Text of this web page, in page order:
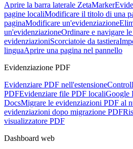
Aprire la barra laterale ZetaMarker
pagine localiModificare il titolo di una
paginaModificare un'evidenziazione
un'evidenziazioneOrdinare e navigare
evidenziazioniScorciatoie da tastiera
linguaAprire una pagina nel pannello
Evidenziazione PDF
Evidenziare PDF nell'estensione
PDFEvidenziare file PDF localiGoogle
DocsMigrare le evidenziazioni PDF al
evidenziazioni dopo migrazione PDF
visualizzatore PDF
Dashboard web